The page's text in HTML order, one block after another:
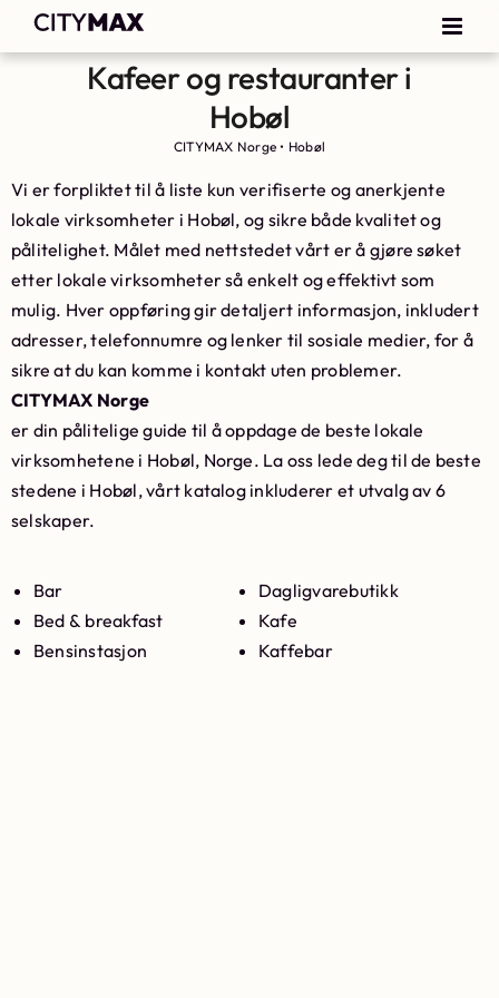
Kafeer og restauranter i
Hobøl
CITYMAX Norge • Hobøl
Vi er forpliktet til å liste kun verifiserte og anerkjente
lokale virksomheter i Hobøl, og sikre både kvalitet og
pålitelighet. Målet med nettstedet vårt er å gjøre søket
etter lokale virksomheter så enkelt og effektivt som
mulig. Hver oppføring gir detaljert informasjon, inkludert
adresser, telefonnumre og lenker til sosiale medier, for å
sikre at du kan komme i kontakt uten problemer.
CITYMAX Norge
er din pålitelige guide til å oppdage de beste lokale
virksomhetene i Hobøl, Norge. La oss lede deg til de beste
stedene i Hobøl, vårt katalog inkluderer et utvalg av 6
selskaper.
Bar
Bed & breakfast
Bensinstasjon
Dagligvarebutikk
Kafe
Kaffebar